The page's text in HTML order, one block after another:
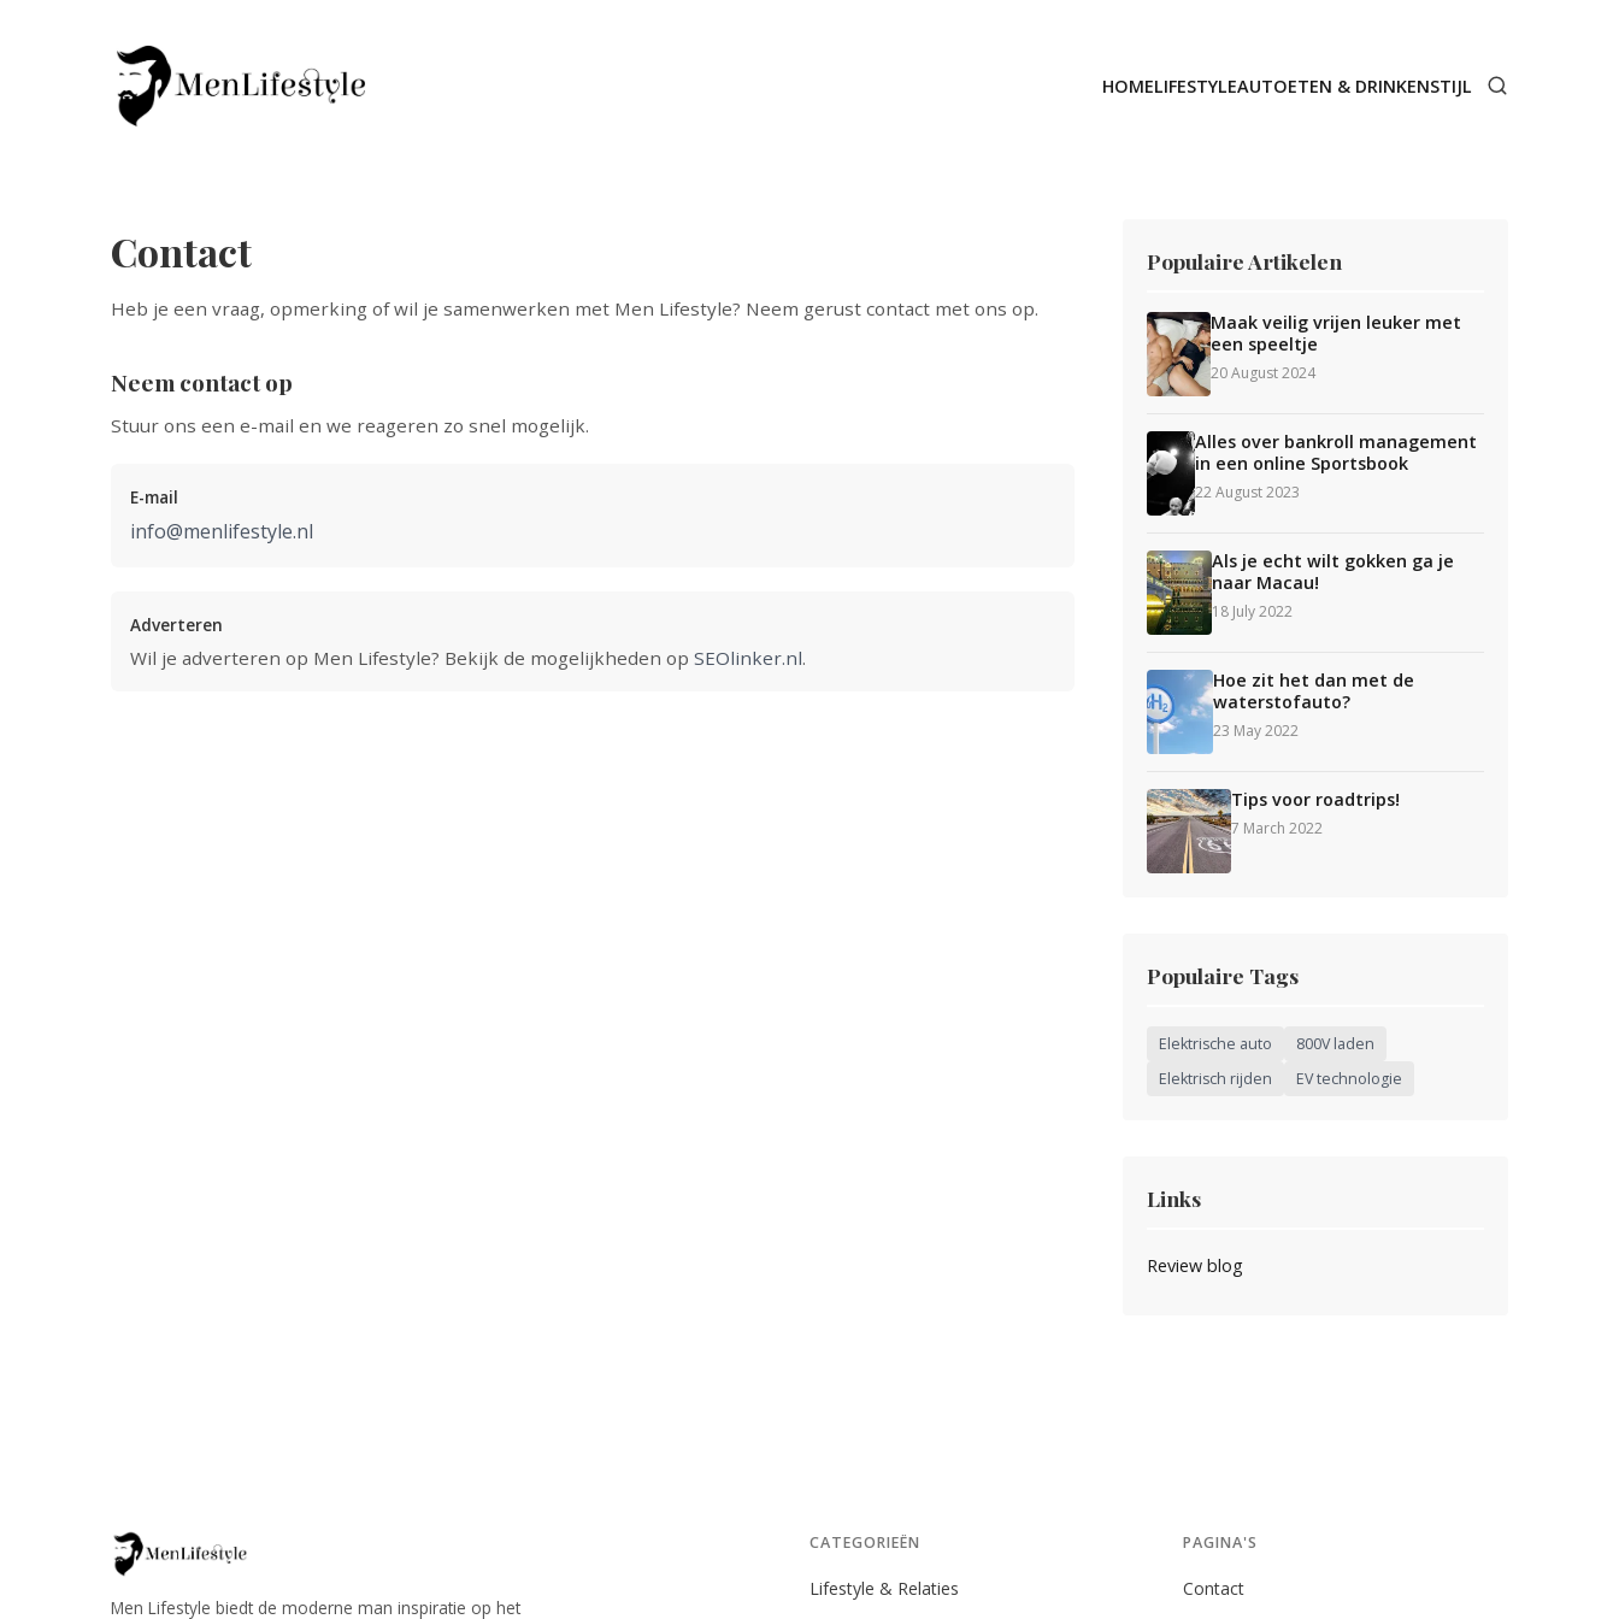
HOMELIFESTYLEAUTOETEN & DRINKENSTIJL
Contact
Heb je een vraag, opmerking of wil je samenwerken met Men Lifestyle? Neem gerust contact met ons op.
Neem contact op
Stuur ons een e-mail en we reageren zo snel mogelijk.
E-mail
info@menlifestyle.nl
Adverteren
Wil je adverteren op Men Lifestyle? Bekijk de mogelijkheden op SEOlinker.nl.
Populaire Artikelen
Maak veilig vrijen leuker met
een speeltje
20 August 2024
Alles over bankroll management
in een online Sportsbook
22 August 2023
Als je echt wilt gokken ga je
naar Macau!
18 July 2022
Hoe zit het dan met de
waterstofauto?
23 May 2022
Tips voor roadtrips!
7 March 2022
Populaire Tags
Elektrische auto
800V laden
Elektrisch rijden
EV technologie
Links
Review blog
Men Lifestyle biedt de moderne man inspiratie op het
CATEGORIEËN
Lifestyle & Relaties
PAGINA'S
Contact